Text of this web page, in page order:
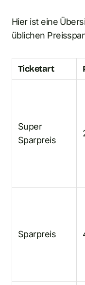
Hier ist eine
üblichen
Ticketart
Super
Sparpreis
Sparpreis